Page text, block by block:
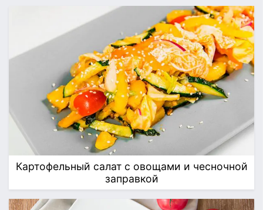
Картофельный салат с овощами и чесночной
заправкой